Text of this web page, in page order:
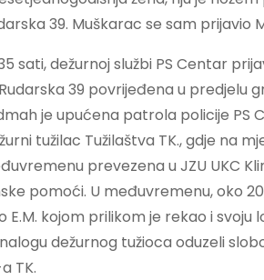
39. Muškarac se sam prijavio
sati, dežurnoj službi PS Centar
39 povrijeđena u predjelu
je upućena patrola policije PS
tužilac Tužilaštva TK., gdje na
prevezena u JZU UKC
pomoći. U međuvremenu, oko
kojom prilikom je rekao i svoju
dežurnog tužioca oduzeli
TK.